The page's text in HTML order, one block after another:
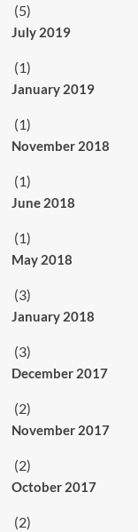
(5)
July 2019
(1)
January 2019
(1)
November 2018
(1)
June 2018
(1)
May 2018
(3)
January 2018
(3)
December 2017
(2)
November 2017
(2)
October 2017
(2)